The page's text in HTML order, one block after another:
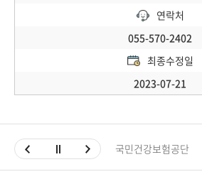
연락처
055-570-2402
최종수정일
2023-07-21
국민건강보험공단